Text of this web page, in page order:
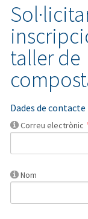
taller de
Dades de contacte
Correu electrònic
Nom